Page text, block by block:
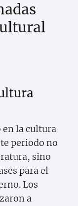
en la cultura
periodo no
sino
para el
Los
a